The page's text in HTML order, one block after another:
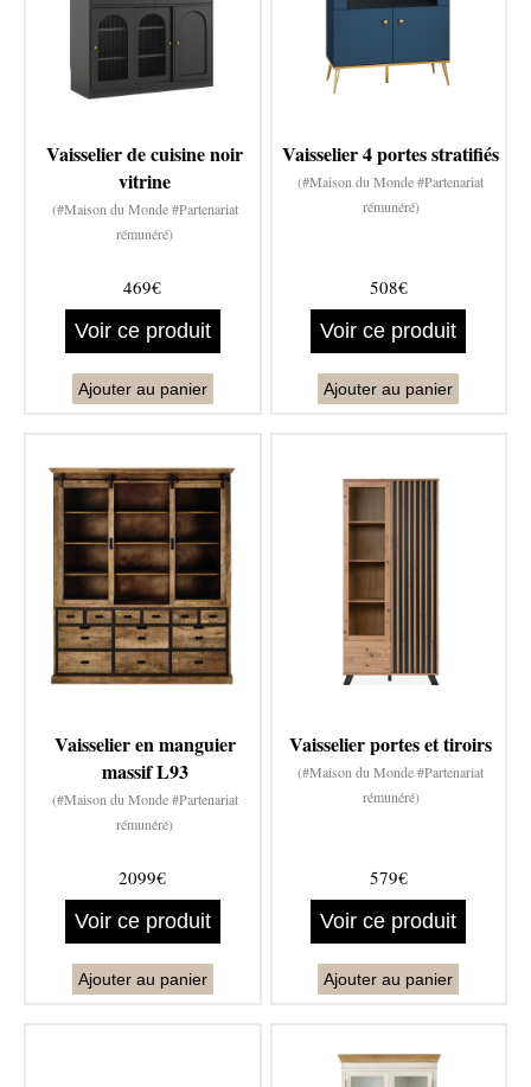
Vaisselier de cuisine noir
vitrine
(#Maison du Monde #Partenariat
rémunéré)
469€
Voir ce produit
Ajouter au panier
Vaisselier 4 portes stratifiés
(#Maison du Monde #Partenariat
rémunéré)
508€
Voir ce produit
Ajouter au panier
Vaisselier en manguier
massif L93
(#Maison du Monde #Partenariat
rémunéré)
2099€
Voir ce produit
Ajouter au panier
Vaisselier portes et tiroirs
(#Maison du Monde #Partenariat
rémunéré)
579€
Voir ce produit
Ajouter au panier